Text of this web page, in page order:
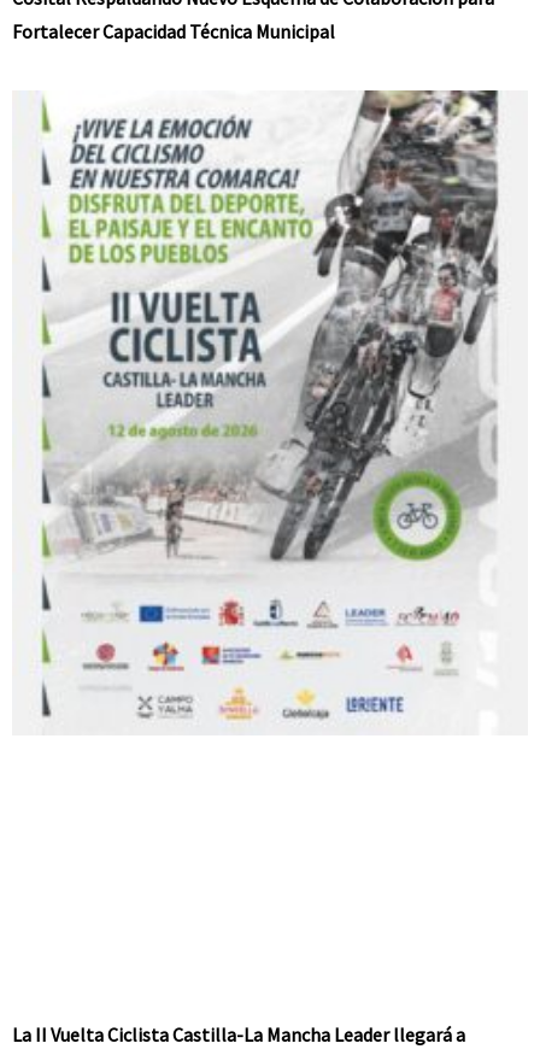
Fortalecer Capacidad Técnica Municipal
La II Vuelta Ciclista Castilla-La Mancha Leader llegará a